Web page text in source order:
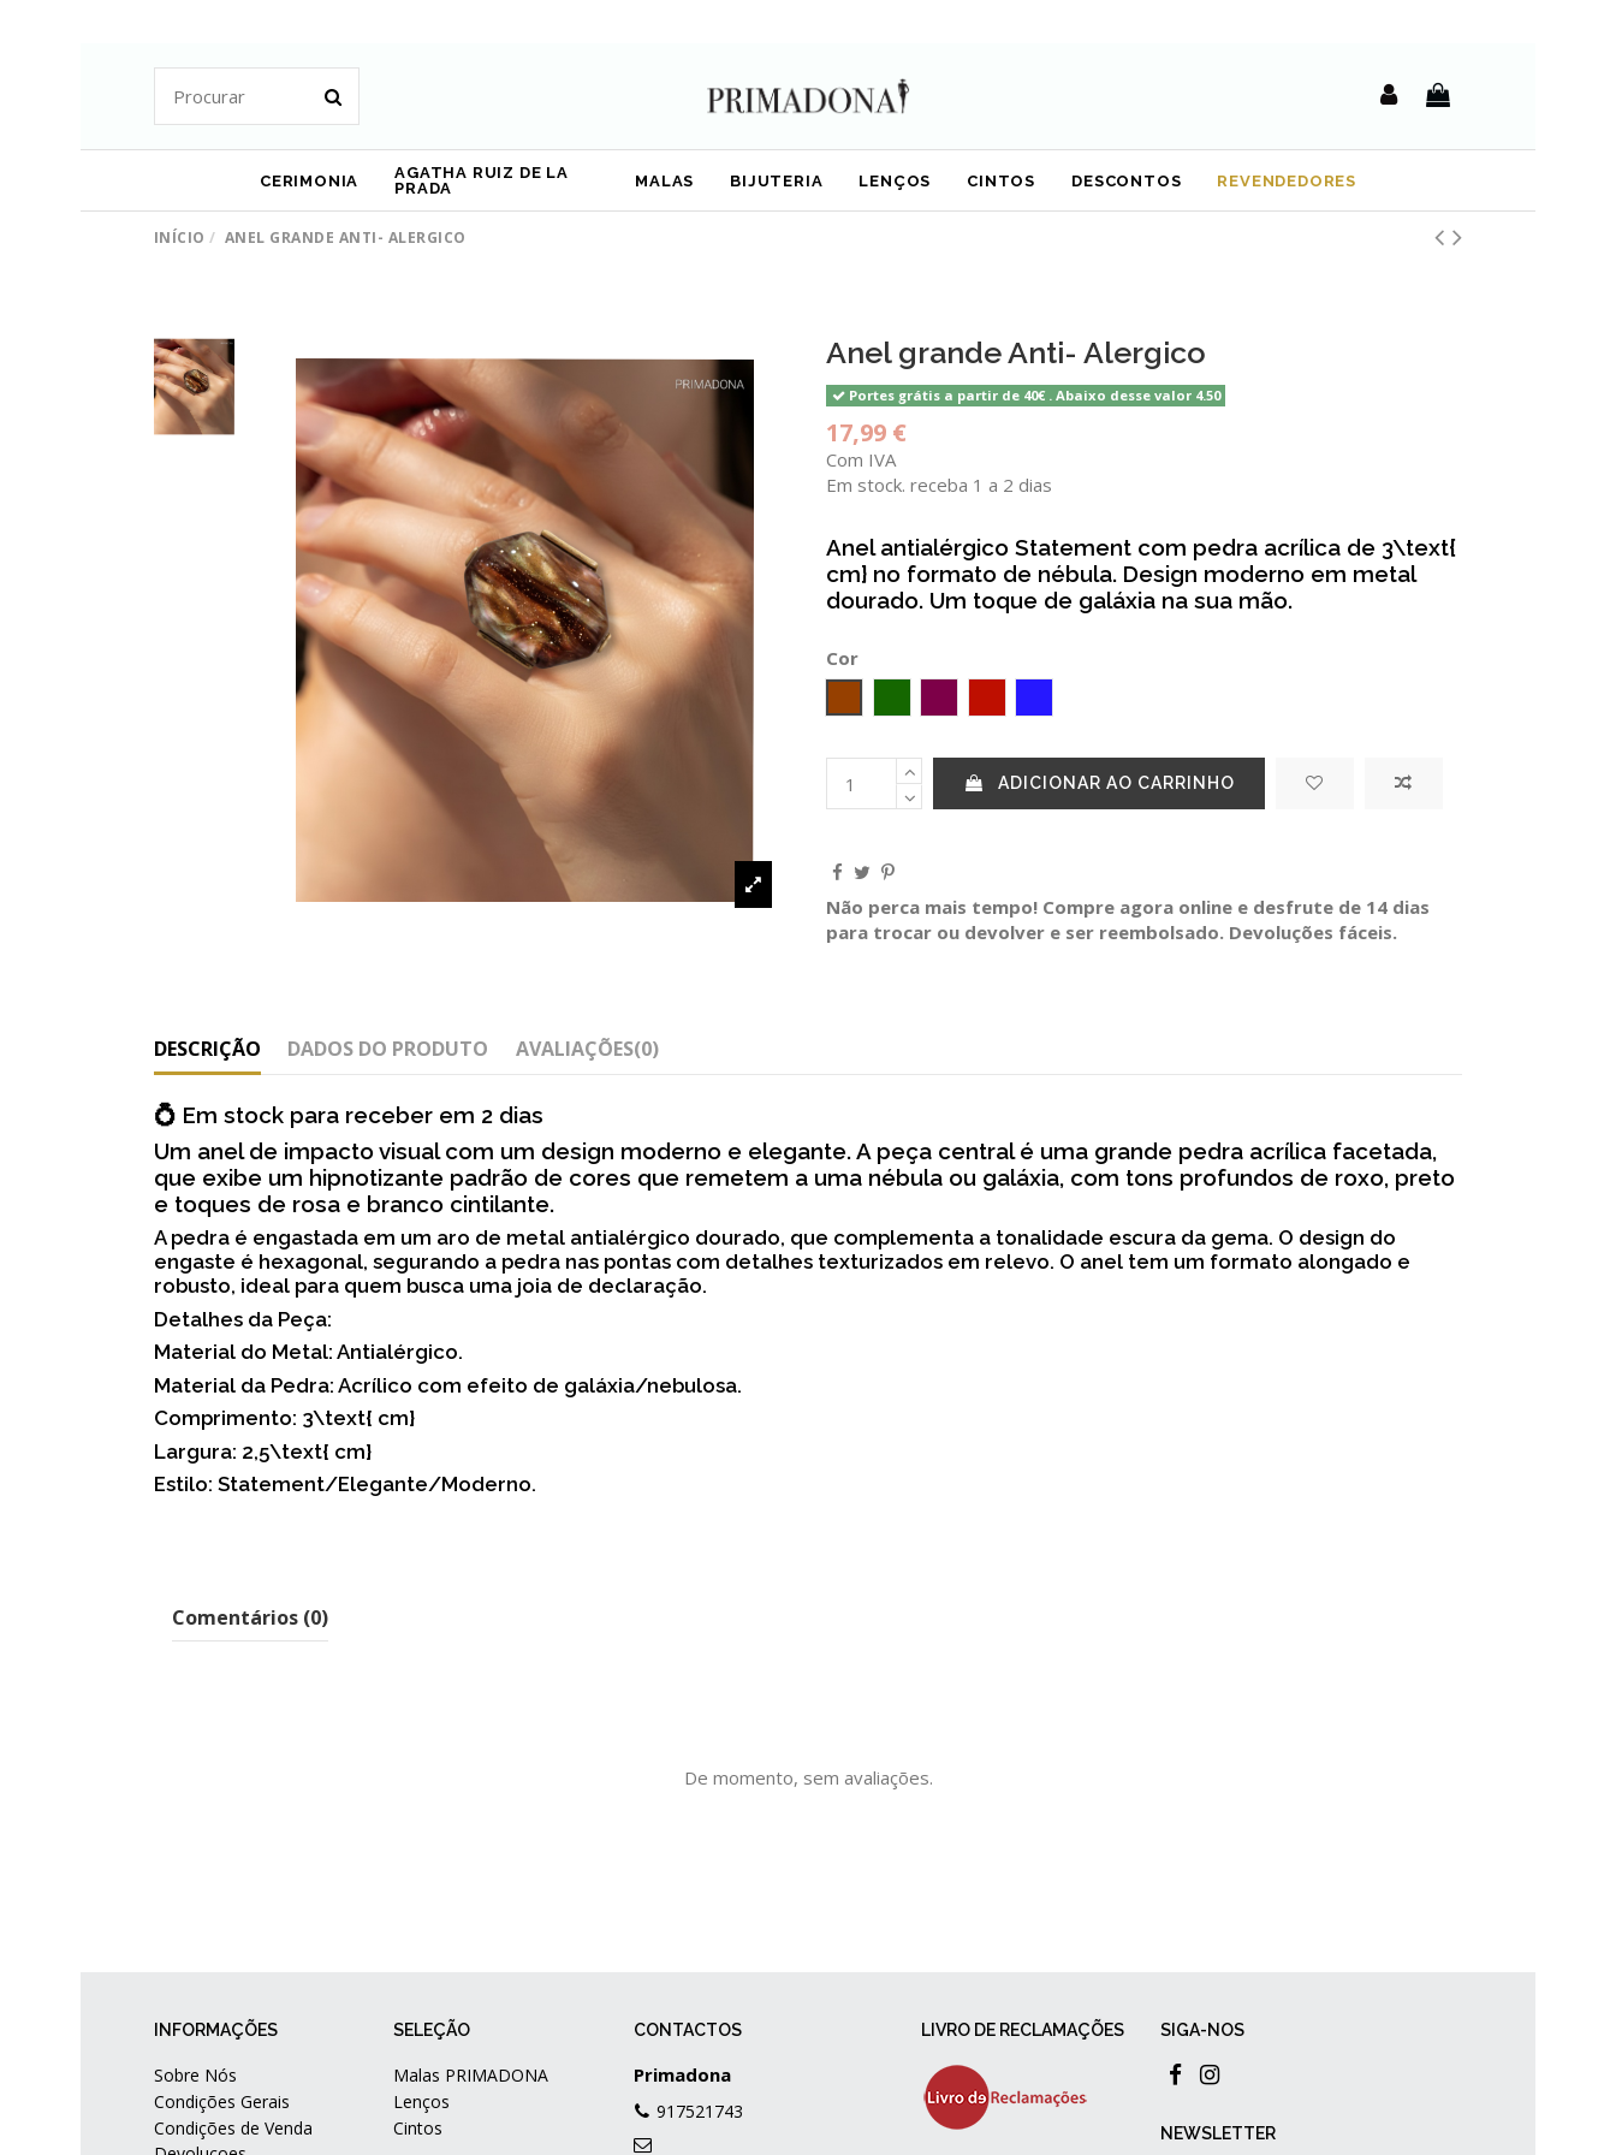
CERIMONIA
AGATHA RUIZ DE LA
PRADA
MALAS BIJUTERIA LENÇOS CINTOS DESCONTOS REVENDEDORES
INÍCIO ANEL GRANDE ANTI- ALERGICO
Anel grande Anti- Alergico
Portes grátis a partir de 40€ . Abaixo desse valor 4.50
17,99 €
Com IVA
Em stock. receba 1 a 2 dias
​Anel antialérgico Statement com pedra acrílica de 3\text{
cm} no formato de nébula. Design moderno em metal
dourado. Um toque de galáxia na sua mão.
Cor
ADICIONAR AO CARRINHO
Não perca mais tempo! Compre agora online e desfrute de 14 dias
para trocar ou devolver e ser reembolsado. Devoluções fáceis.
DESCRIÇÃO DADOS DO PRODUTO AVALIAÇÕES(0)
💍 Em stock para receber em 2 dias
​Um anel de impacto visual com um design moderno e elegante. A peça central é uma grande pedra acrílica facetada,
que exibe um hipnotizante padrão de cores que remetem a uma nébula ou galáxia, com tons profundos de roxo, preto
e toques de rosa e branco cintilante.
​A pedra é engastada em um aro de metal antialérgico dourado, que complementa a tonalidade escura da gema. O design do
engaste é hexagonal, segurando a pedra nas pontas com detalhes texturizados em relevo. O anel tem um formato alongado e
robusto, ideal para quem busca uma joia de declaração.
​Detalhes da Peça:
​Material do Metal: Antialérgico.
​Material da Pedra: Acrílico com efeito de galáxia/nebulosa.
​Comprimento: 3\text{ cm}
​Largura: 2,5\text{ cm}
​Estilo: Statement/Elegante/Moderno.
Comentários (0)
De momento, sem avaliações.
INFORMAÇÕES
Sobre Nós
Condições Gerais
Condições de Venda
SELEÇÃO
Malas PRIMADONA
Lenços
Cintos
CONTACTOS
Primadona
917521743
LIVRO DE RECLAMAÇÕES SIGA-NOS
NEWSLETTER